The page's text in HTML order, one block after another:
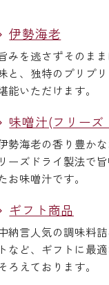
伊勢海老
みを逃さずそのま
と、独特のプリプ
能いただけます。
味噌汁(フリーズ
勢海老の香り豊か
リーズドライ製法で
お味噌汁です。
ギフト商品
納言人気の調味料
トなど、ギフトに最
ろえております。